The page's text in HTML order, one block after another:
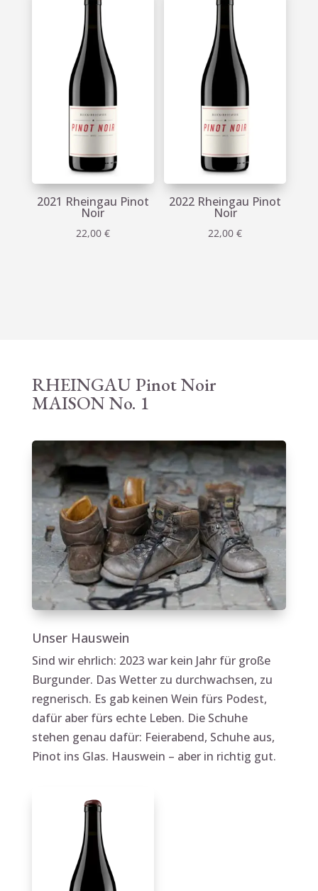
2021 Rheingau Pinot
Noir
22,00 €
2022 Rheingau Pinot
Noir
22,00€
RHEINGAU Pinot Noir
MAISON No. 1
Unser Hauswein
Sind wir ehrlich: 2023 war kein Jahr für große
Burgunder. Das Wetter zu durchwachsen, zu
regnerisch. Es gab keinen Wein fürs Podest,
dafür aber fürs echte Leben. Die Schuhe
stehen genau dafür: Feierabend, Schuhe aus,
Pinot ins Glas. Hauswein – aber in richtig gut.